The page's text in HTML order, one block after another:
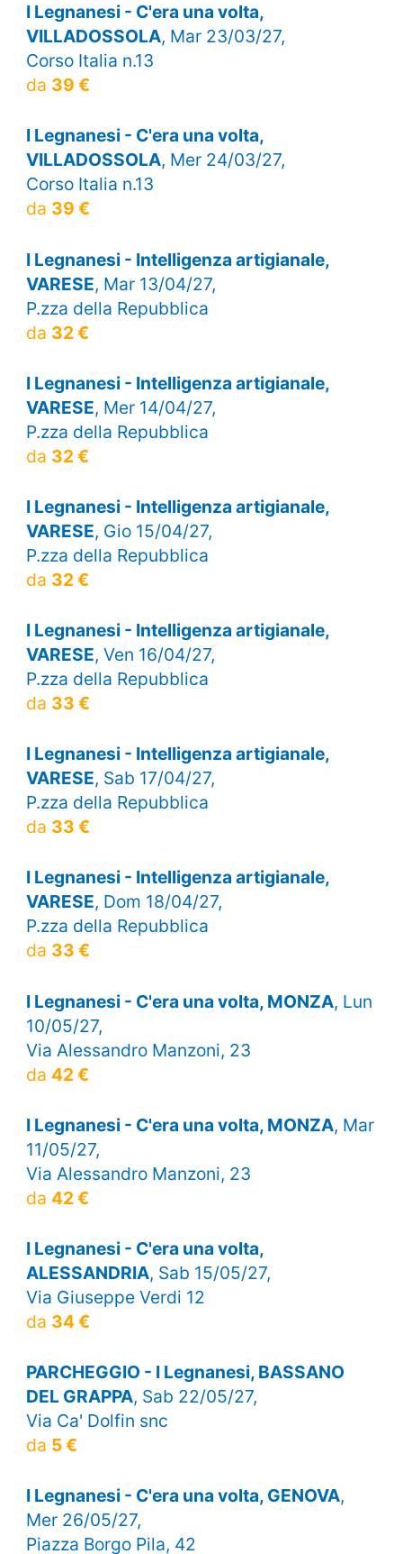
I Legnanesi - C'era una volta,
VILLADOSSOLA, Mar 23/03/27,
Corso Italia n.13
da 39 €
I Legnanesi - C'era una volta,
VILLADOSSOLA, Mer 24/03/27,
Corso Italia n.13
da 39 €
I Legnanesi - Intelligenza artigianale,
VARESE, Mar 13/04/27,
P.zza della Repubblica
da 32 €
I Legnanesi - Intelligenza artigianale,
VARESE, Mer 14/04/27,
P.zza della Repubblica
da 32 €
I Legnanesi - Intelligenza artigianale,
VARESE, Gio 15/04/27,
P.zza della Repubblica
da 32 €
I Legnanesi - Intelligenza artigianale,
VARESE, Ven 16/04/27,
P.zza della Repubblica
da 33 €
I Legnanesi - Intelligenza artigianale,
VARESE, Sab 17/04/27,
P.zza della Repubblica
da 33 €
I Legnanesi - Intelligenza artigianale,
VARESE, Dom 18/04/27,
P.zza della Repubblica
da 33 €
I Legnanesi - C'era una volta, MONZA, Lun
10/05/27,
Via Alessandro Manzoni, 23
da 42 €
I Legnanesi - C'era una volta, MONZA, Mar
11/05/27,
Via Alessandro Manzoni, 23
da 42 €
I Legnanesi - C'era una volta,
ALESSANDRIA, Sab 15/05/27,
Via Giuseppe Verdi 12
da 34 €
PARCHEGGIO - I Legnanesi, BASSANO
DEL GRAPPA, Sab 22/05/27,
Via Ca' Dolfin snc
da 5 €
I Legnanesi - C'era una volta, GENOVA,
Mer 26/05/27,
Piazza Borgo Pila, 42